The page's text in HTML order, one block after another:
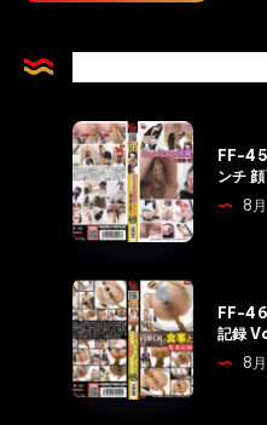
FF-
459
ジ
ェ
ド
恥
じ
ら
FF-
ンチ
8
FF-
461
ジ
ェ
FF-
記録
8